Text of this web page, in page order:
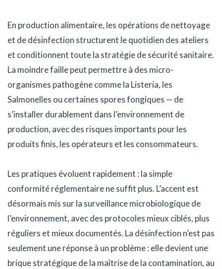
En production alimentaire, les opérations de nettoyage
et de désinfection structurent le quotidien des ateliers
et conditionnent toute la stratégie de sécurité sanitaire.
La moindre faille peut permettre à des micro-
organismes pathogène comme la Listeria, les
Salmonelles ou certaines spores fongiques — de
s’installer durablement dans l’environnement de
production, avec des risques importants pour les
produits finis, les opérateurs et les consommateurs.
Les pratiques évoluent rapidement : la simple
conformité réglementaire ne suffit plus. L’accent est
désormais mis sur la surveillance microbiologique de
l’environnement, avec des protocoles mieux ciblés, plus
réguliers et mieux documentés. La désinfection n’est pas
seulement une réponse à un problème : elle devient une
brique stratégique de la maîtrise de la contamination, au